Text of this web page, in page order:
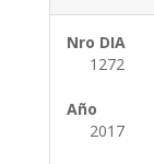
Nro DIA
1272
Año
2017